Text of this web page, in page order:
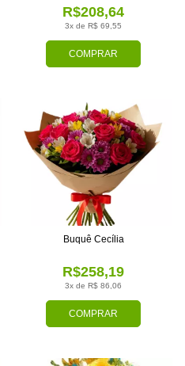
COMPRAR
3x de R$ 69,55
R$208,64
COMPRAR
3x de R$ 86,06
R$258,19
Buquê Cecília